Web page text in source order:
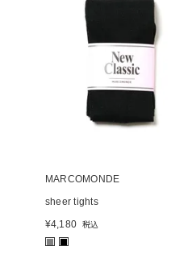
MARCOMONDE
sheer tights
¥4,180 税込
■ ■